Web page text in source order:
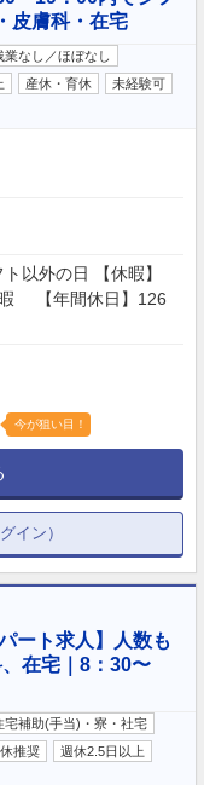
皮膚科・在宅
業なし／ほぼなし
産休・育休 未経験可
以外の日 【休暇】
暇 【年間休日】126
今が狙い目！
イン）
ート求人】人数も
在宅｜8：30〜
宅補助(手当)・寮・社宅
推奨
週休2.5日以上